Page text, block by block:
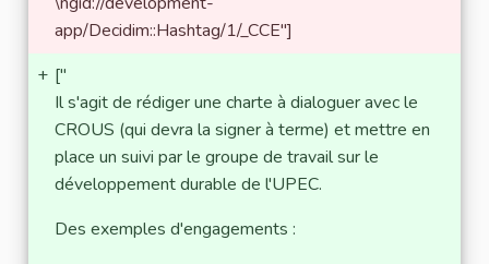
app/Decidim::Hashtag/1/_CCE"]
+ ["
Il s'agit de rédiger une charte à dialoguer avec le
CROUS (qui devra la signer à terme) et mettre en
place un suivi par le groupe de travail sur le
développement durable de l'UPEC.
Des exemples d'engagements :